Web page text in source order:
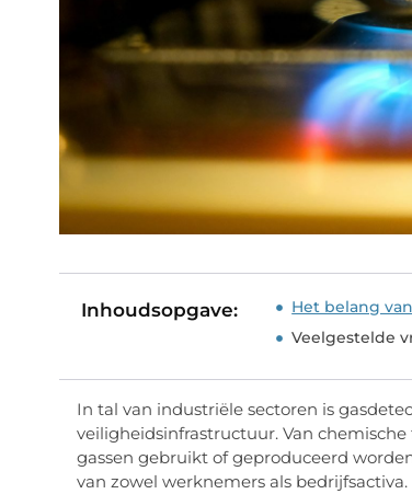
Inhoudsopgave:
Het belang
Veelgestelde
In tal van industriële sectoren is
veiligheidsinfrastructuur. Van
gassen gebruikt of geproduceerd
van zowel werknemers als